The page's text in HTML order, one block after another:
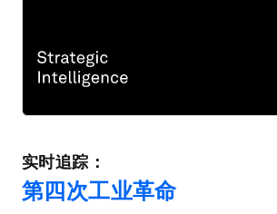
实时追踪：
第四次工业革命